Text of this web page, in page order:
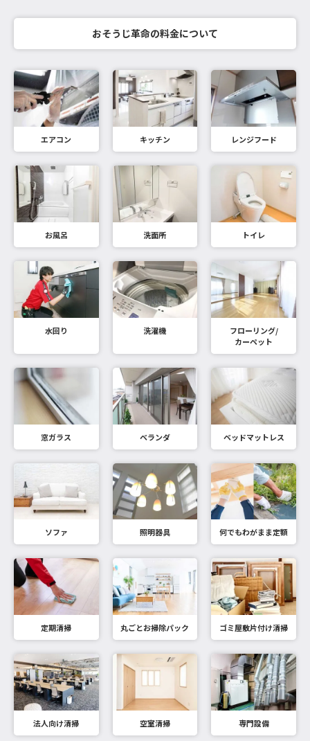
おそうじ革命の料金について
エアコン キッチン レンジフード
お風呂 洗面所 トイレ
水回り 洗濯機
フローリング/
カーペット
窓ガラス ベランダ ベッドマットレス
ソファ 照明器具 何でもわがまま定額
定期清掃 丸ごとお掃除パック ゴミ屋敷片付け清掃
法人向け清掃 空室清掃 専門設備